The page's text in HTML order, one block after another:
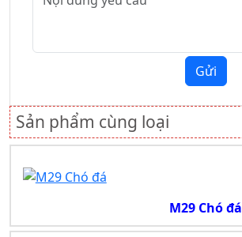
Gửi
Sản phẩm cùng loại
M29 Chó đá